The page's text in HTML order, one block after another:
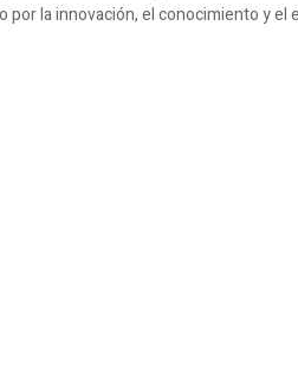
la innovación, el conocimiento y el